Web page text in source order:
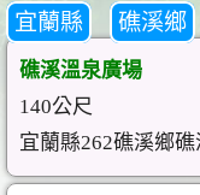
宜蘭縣 礁溪鄉
礁溪溫泉廣場
140公尺
宜蘭縣262礁溪鄉